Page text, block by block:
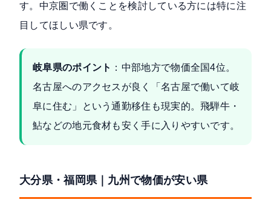
す。中京圏で働くことを検討している方には特に注
目してほしい県です。
岐阜県のポイント ：中部地方で物価全国4位。
名古屋へのアクセスが良く「名古屋で働いて岐
阜に住む」という通勤移住も現実的。飛騨牛・
鮎などの地元食材も安く手に入りやすいです。
大分県・福岡県｜九州で物価が安い県